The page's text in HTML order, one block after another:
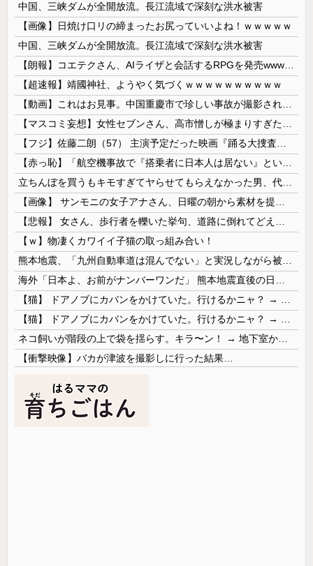
中国、三峡ダムが全開放流。長江流域で深刻な洪水被害
【画像】日焼け口リの締まったお尻っていいよね！ｗｗｗｗｗ
中国、三峡ダムが全開放流。長江流域で深刻な洪水被害
【超速報】靖國神社、ようやく気づくｗｗｗｗｗｗｗｗｗｗ
【ｗ】物凄くカワイイ子猫の取っ組み合い！
【衝撃映像】バカが津波を撮影しに行った結果…